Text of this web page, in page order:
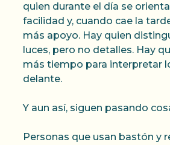
quien durante el día se
facilidad y, cuando cae la
más apoyo. Hay quien
luces, pero no detalles. Hay
más tiempo para interpretar
delante.
Y aun así, siguen pasando
Personas que usan bastón y